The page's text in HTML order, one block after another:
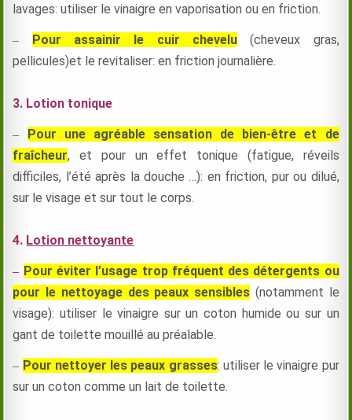
lavages: utiliser le vinaigre en vaporisation ou en friction.
– Pour assainir le cuir chevelu(cheveux gras,
pellicules)et le revitaliser: en friction journalière.
3. Lotion tonique
– Pour une agréable sensation de bien-être et de
fraîcheur, et pour un effet tonique (fatigue, réveils
difficiles, l’été après la douche …): en friction, pur ou dilué,
sur le visage et sur tout le corps.
4. Lotion nettoyante
– Pour éviter l’usage trop fréquent des détergents ou
pour le nettoyage des peaux sensibles (notamment le
visage): utiliser le vinaigre sur un coton humide ou sur un
gant de toilette mouillé au préalable.
– Pour nettoyer les peaux grasses: utiliser le vinaigre pur
sur un coton comme un lait de toilette.